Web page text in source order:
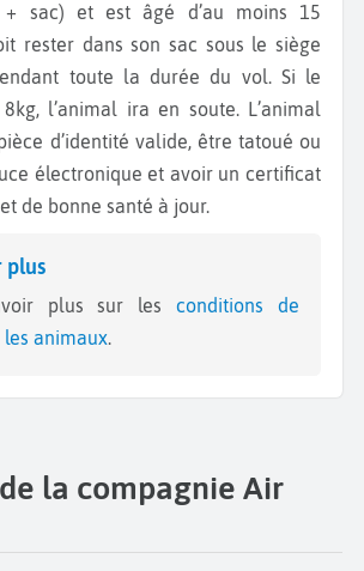
+ sac) et est âgé d’au moins 15
rester dans son sac sous le siège
toute la durée du vol. Si le
l’animal ira en soute. L’animal
d’identité valide, être tatoué ou
électronique et avoir un certificat
de bonne santé à jour.
plus
plus sur les conditions de
animaux.
la compagnie Air